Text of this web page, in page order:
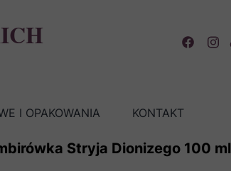
I OPAKOWANIA KONTAKT
Stryja Dionizego 100 ml